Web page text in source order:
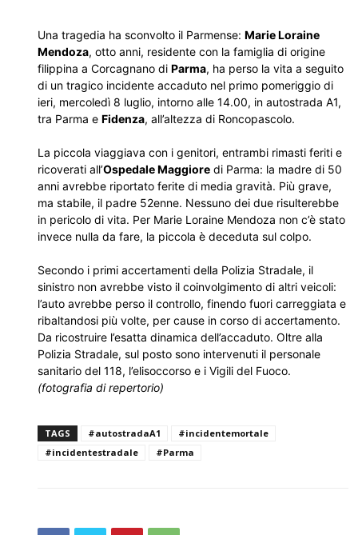
Una tragedia ha sconvolto il Parmense: Marie Loraine
Mendoza, otto anni, residente con la famiglia di origine
filippina a Corcagnano di Parma, ha perso la vita a seguito
di un tragico incidente accaduto nel primo pomeriggio di
ieri, mercoledì 8 luglio, intorno alle 14.00, in autostrada A1,
tra Parma e Fidenza, all’altezza di Roncopascolo.
La piccola viaggiava con i genitori, entrambi rimasti feriti e
ricoverati all’Ospedale Maggiore di Parma: la madre di 50
anni avrebbe riportato ferite di media gravità. Più grave,
ma stabile, il padre 52enne. Nessuno dei due risulterebbe
in pericolo di vita. Per Marie Loraine Mendoza non c’è stato
invece nulla da fare, la piccola è deceduta sul colpo.
Secondo i primi accertamenti della Polizia Stradale, il
sinistro non avrebbe visto il coinvolgimento di altri veicoli:
l’auto avrebbe perso il controllo, finendo fuori carreggiata e
ribaltandosi più volte, per cause in corso di accertamento.
Da ricostruire l’esatta dinamica dell’accaduto. Oltre alla
Polizia Stradale, sul posto sono intervenuti il personale
sanitario del 118, l’elisoccorso e i Vigili del Fuoco.
(fotografia di repertorio)
TAGS #autostradaA1
#incidentemortale
#incidentestradale
#Parma